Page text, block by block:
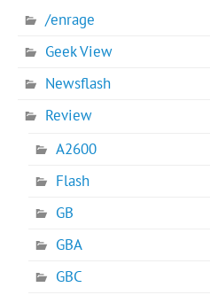
/enrage
Geek View
Newsflash
Review
A2600
Flash
GB
GBA
GBC